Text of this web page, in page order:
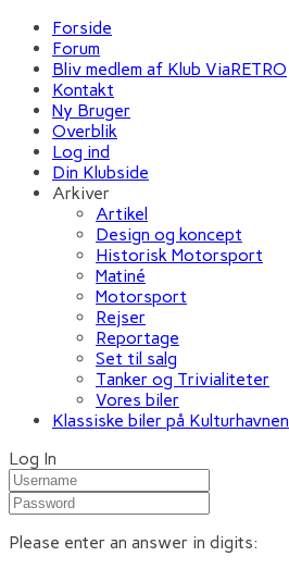
Forside
Forum
Bliv medlem af Klub ViaRETRO
Kontakt
Ny Bruger
Overblik
Log ind
Din Klubside
Arkiver
Artikel
Design og koncept
Historisk Motorsport
Matiné
Motorsport
Rejser
Reportage
Set til salg
Tanker og Trivialiteter
Vores biler
Klassiske biler på Kulturhavnen
Log In
Please enter an answer in digits: